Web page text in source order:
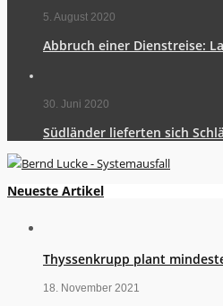
5. August 2020
Abbruch einer Dienstreise:
30. Juni 2020
Südländer lieferten sich
Neueste Artikel
Thyssenkrupp plant
18. November 2021